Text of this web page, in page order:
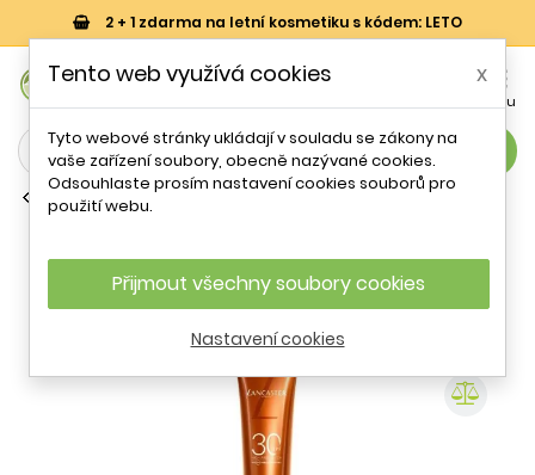
2 + 1 zdarma na letní kosmetiku s kódem: LETO

Menu
search
Střední ochrana SPF 30 - 45
SPF 30 (Sunlight Cream) Lancaster /
Odstín: Light/Medium - 50 ml
Tento web využívá cookies x
Tyto webové stránky ukládají v souladu se zákony na
vaše zařízení soubory, obecně nazývané cookies.
Odsouhlaste prosím nastavení cookies souborů pro
použití webu.
Přijmout všechny soubory cookies
Nastavení cookies